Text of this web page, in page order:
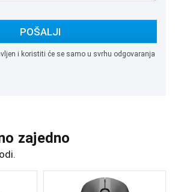
POŠALJI
i koristiti će se samo u svrhu odgovaranja
zajedno